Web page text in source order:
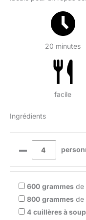
20 minutes
facile
Ingrédients
–
600 grammes de
800 grammes de
4 cuillères à